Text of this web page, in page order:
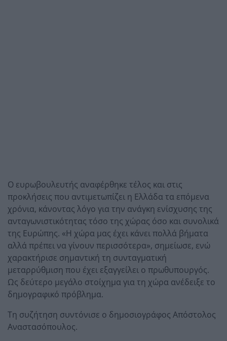
Ο ευρωβουλευτής αναφέρθηκε τέλος και στις
προκλήσεις που αντιμετωπίζει η Ελλάδα τα επόμενα
χρόνια, κάνοντας λόγο για την ανάγκη ενίσχυσης της
ανταγωνιστικότητας τόσο της χώρας όσο και συνολικά
της Ευρώπης. «Η χώρα μας έχει κάνει πολλά βήματα
αλλά πρέπει να γίνουν περισσότερα», σημείωσε, ενώ
χαρακτήρισε σημαντική τη συνταγματική
μεταρρύθμιση που έχει εξαγγείλει ο πρωθυπουργός.
Ως δεύτερο μεγάλο στοίχημα για τη χώρα ανέδειξε το
δημογραφικό πρόβλημα.
Τη συζήτηση συντόνισε ο δημοσιογράφος Απόστολος
Αναστασόπουλος.